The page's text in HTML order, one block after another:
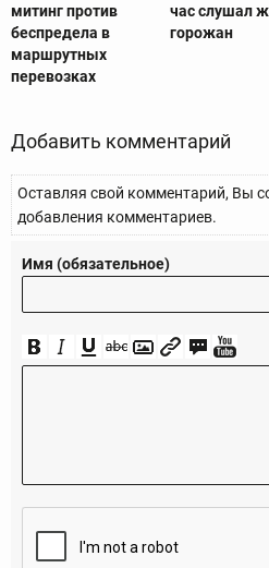
митинг против
беспредела в
маршрутных
перевозках
час слушал
горожан
Добавить комментарий
Оставляя свой комментарий, Вы
добавления комментариев.
Имя (обязательное)